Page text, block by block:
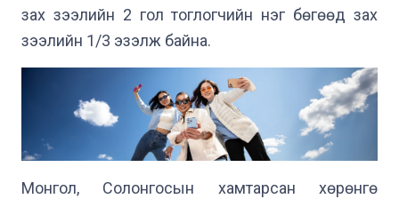
зах зээлийн 2 гол тоглогчийн нэг бөгөөд зах
Монгол, Солонгосын хамтарсан хөрөнгө